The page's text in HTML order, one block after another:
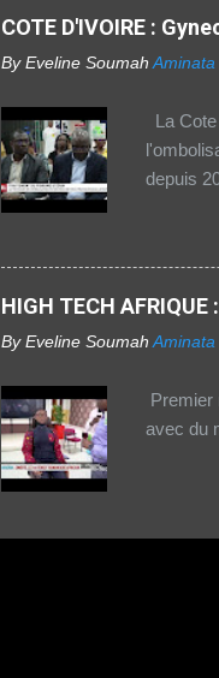
a
où
vivant
zones
COTE D'IVOIRE :
By Eveline SoumahAminata
La
depuis
HIGH TECH
By Eveline SoumahAminata
Premier
avec du